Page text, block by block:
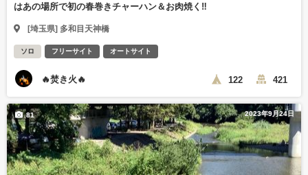
はあの場所で初の春巻きチャーハン＆お肉焼く‼️
[埼玉県] 多和目天神橋
ソロ フリーサイト オートサイト
🔥焚き火🔥 122 421
2023年9月24日
81